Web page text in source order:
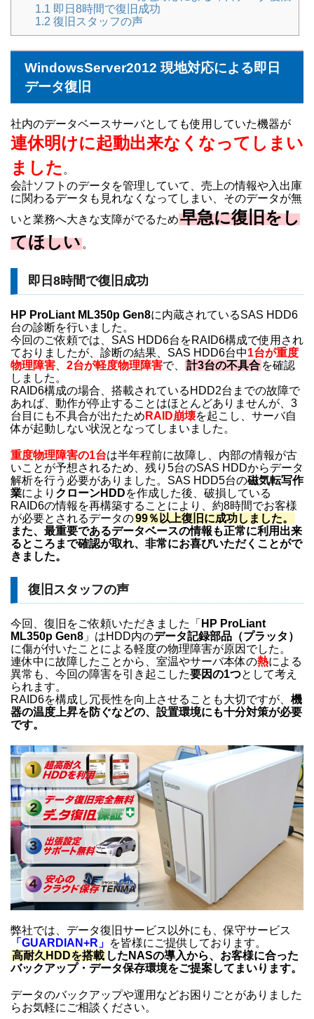
1.1 即日8時間で復旧成功
1.2 復旧スタッフの声
WindowsServer2012 現地対応による即日
データ復旧
社内のデータベースサーバとしても使用していた機器が
連休明けに起動出来なくなってしまい
ました 。
会計ソフトのデータを管理していて、売上の情報や入出庫
に関わるデータも見れなくなってしまい、そのデータが無
いと業務へ大きな支障がでるため早急に復旧をし
てほしい 。
即日8時間で復旧成功
HP ProLiant ML350p Gen8に内蔵されているSAS HDD6
台の診断を行いました。
今回のご依頼では、SAS HDD6台をRAID6構成で使用され
ておりましたが、診断の結果、SAS HDD6台中1台が重度
物理障害
2台が軽度物理障害で、 計3台の不具合 を確認
しました。
RAID6構成の場合、搭載されているHDD2台までの故障で
あれば、動作が停止することはほとんどありませんが、3
台目にも不具合が出たため RAID崩壊を起こし、サーバ自
体が起動しない状況となってしまいました。
重度物理障害の1台は半年程前に故障し、内部の情報が古
いことが予想されるため、残り5台のSAS HDDからデータ
解析を行う必要がありました。SAS HDD5台の磁気転写作
業により クローンHDDを作成した後、破損している
RAID6の情報を再構築することにより、約8時間でお客様
が必要とされるデータの99％以上復旧に成功しました。
また、最重要であるデータベースの情報も正常に利用出来
るところまで確認が取れ、非常にお喜びいただくことがで
きました。
復旧スタッフの声
今回、復旧をご依頼いただきました「 HP ProLiant
ML350p Gen8 」はHDD内のデータ記録部品（プラッタ）
に傷が付いたことによる軽度の物理障害が原因でした。
連休中に故障したことから、室温やサーバ本体の熱による
異常も、今回の障害を引き起こした要因の1つとして考え
られます。
RAID6を構成し冗長性を向上させることも大切ですが、 機
器の温度上昇を防ぐなどの、設置環境にも十分対策が必要
です。
弊社では、データ復旧サービス以外にも、保守サービス
「GUARDIAN+R」 を皆様にご提供しております。
高耐久HDDを搭載 したNASの導入から、お客様に合った
バックアップ・データ保存環境をご提案してまいります。
データのバックアップや運用などお困りごとがありました
らお気軽にご相談ください。